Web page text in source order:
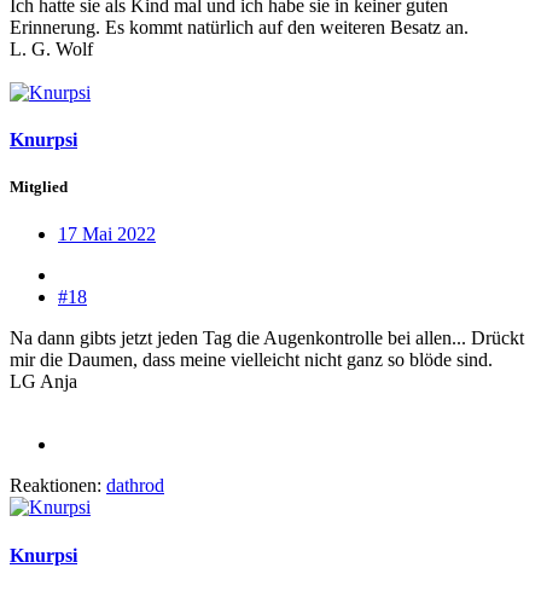
Ich hatte sie als Kind mal und ich habe sie in keiner guten
Erinnerung. Es kommt natürlich auf den weiteren Besatz an.
L. G. Wolf
Knurpsi
Mitglied
17 Mai 2022
#18
Na dann gibts jetzt jeden Tag die Augenkontrolle bei allen... Drückt
mir die Daumen, dass meine vielleicht nicht ganz so blöde sind.
LG Anja
Reaktionen: dathrod
Knurpsi